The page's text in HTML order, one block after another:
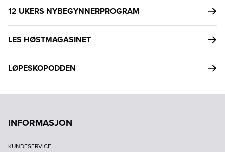
12 UKERS NYBEGYNNERPROGRAM
LES HØSTMAGASINET
LØPESKOPODDEN
INFORMASJON
KUNDESERVICE